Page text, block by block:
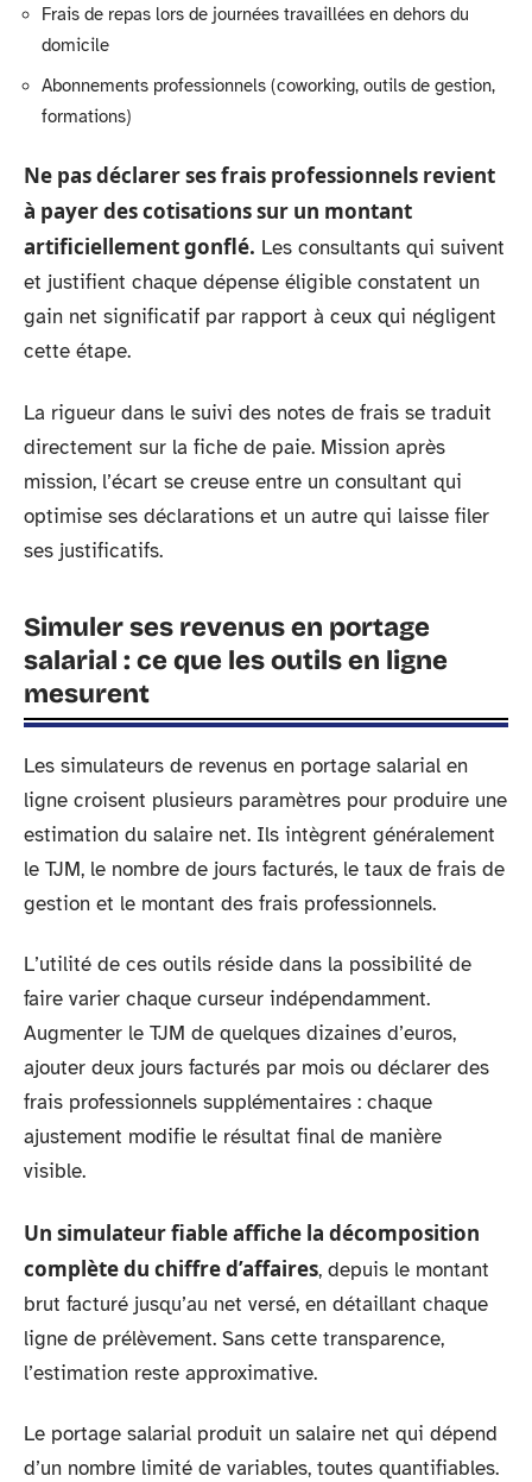
Frais de repas lors de journées travaillées en dehors du
domicile
Abonnements professionnels (coworking, outils de gestion,
formations)
Ne pas déclarer ses frais professionnels revient
à payer des cotisations sur un montant
artificiellement gonflé. Les consultants qui suivent
et justifient chaque dépense éligible constatent un
gain net significatif par rapport à ceux qui négligent
cette étape.
La rigueur dans le suivi des notes de frais se traduit
directement sur la fiche de paie. Mission après
mission, l’écart se creuse entre un consultant qui
optimise ses déclarations et un autre qui laisse filer
ses justificatifs.
Simuler ses revenus en portage
salarial : ce que les outils en ligne
mesurent
Les simulateurs de revenus en portage salarial en
ligne croisent plusieurs paramètres pour produire une
estimation du salaire net. Ils intègrent généralement
le TJM, le nombre de jours facturés, le taux de frais de
gestion et le montant des frais professionnels.
L’utilité de ces outils réside dans la possibilité de
faire varier chaque curseur indépendamment.
Augmenter le TJM de quelques dizaines d’euros,
ajouter deux jours facturés par mois ou déclarer des
frais professionnels supplémentaires : chaque
ajustement modifie le résultat final de manière
visible.
Un simulateur fiable affiche la décomposition
complète du chiffre d’affaires, depuis le montant
brut facturé jusqu’au net versé, en détaillant chaque
ligne de prélèvement. Sans cette transparence,
l’estimation reste approximative.
Le portage salarial produit un salaire net qui dépend
d’un nombre limité de variables, toutes quantifiables.